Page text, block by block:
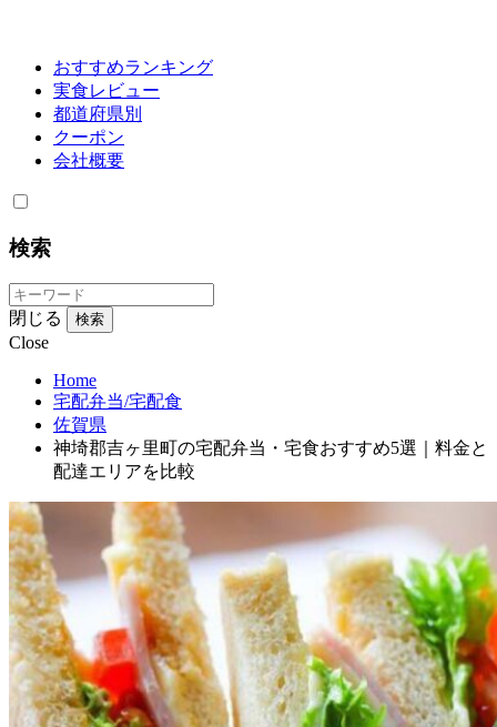
おすすめランキング
実食レビュー
都道府県別
クーポン
会社概要
検索
閉じる 検索
Close
Home
宅配弁当/宅配食
佐賀県
神埼郡吉ヶ里町の宅配弁当・宅食おすすめ5選｜料金と
配達エリアを比較